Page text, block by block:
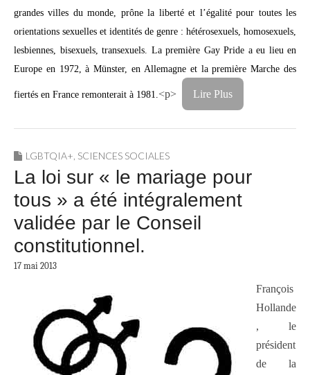
grandes villes du monde, prône la liberté et l’égalité pour toutes les
orientations sexuelles et identités de genre : hétérosexuels, homosexuels,
lesbiennes, bisexuels, transexuels. La première Gay Pride a eu lieu en
Europe en 1972, à Münster, en Allemagne et la première Marche des
fiertés en France remonterait à 1981. <p> Lire Plus
LGBTQIA+ SCIENCES SOCIALES
La loi sur « le mariage pour
tous » a été intégralement
validée par le Conseil
constitutionnel.
17 mai 2013
François
Hollande
, le
président
de la